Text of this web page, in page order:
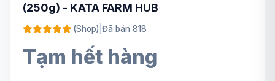
(250g) - KATA FARM HUB
(Shop) Đã bán 818
Tạm hết hàng